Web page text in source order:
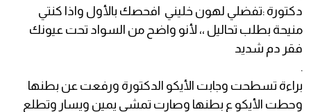
دكتورة :تفضلي لهون خليني افحصك بالأول واذا كنتي
منيحة بطلب تحاليل ،، لأنو واضح من السواد تحت عيونك
فقر دم شديد
.
براءة تسطحت وجابت الأيكو الدكتورة ورفعت عن بطنها
وحطت الأيكو ع بطنها وصارت تمشي يمين ويسار وتطلع